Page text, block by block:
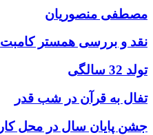
مصطفی منصوریان
نقد و بررسی همستر کامبت
تولد 32 سالگی
تفال به قرآن در شب قدر
جشن پایان سال در محل کار